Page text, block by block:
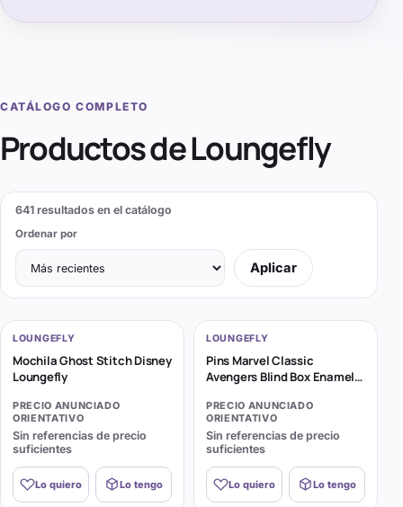
CATÁLOGO COMPLETO
Productos deLoungefly
641 resultados en el catálogo
Ordenar por
Aplicar
LOUNGEFLY
Mochila Ghost Stitch Disney
Loungefly
PRECIO ANUNCIADO
ORIENTATIVO
Sin referencias de precio
suficientes
Lo quiero Lo tengo
LOUNGEFLY
Pins Marvel Classic
Avengers Blind Box Enamel
PRECIO ANUNCIADO
ORIENTATIVO
Sin referencias de precio
suficientes
Lo quiero Lo tengo